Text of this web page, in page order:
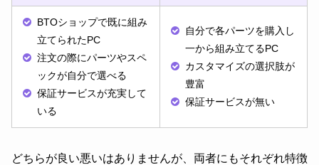
BTOショップで既に組み
立てられたPC
注文の際にパーツやスペ
ックが自分で選べる
保証サービスが充実して
いる
自分で各パーツを購入し
一から組み立てるPC
カスタマイズの選択肢が
豊富
保証サービスが無い
どちらが良い悪いはありませんが、両者にもそれぞれ特徴